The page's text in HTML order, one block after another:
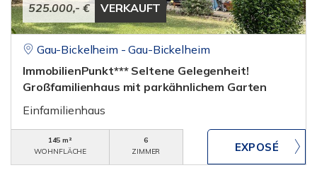
525.000,- € VERKAUFT
Gau-Bickelheim - Gau-Bickelheim
ImmobilienPunkt*** Seltene Gelegenheit!
Großfamilienhaus mit parkähnlichem Garten
Einfamilienhaus
145 m²
WOHNFLÄCHE
6
ZIMMER